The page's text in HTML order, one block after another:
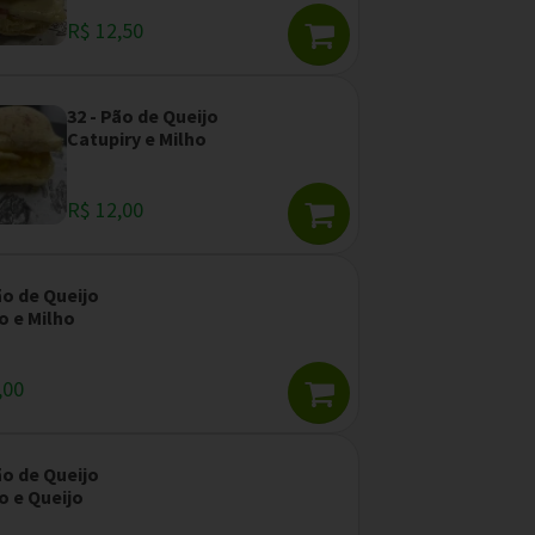
R$ 12,50
32 - Pão de Queijo
Catupiry e Milho
R$ 12,00
de Queijo
e Milho
de Queijo
e Queijo